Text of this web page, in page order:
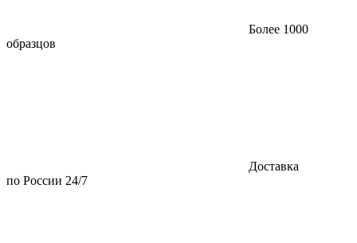
Более 1000
образцов
Доставка
по России 24/7